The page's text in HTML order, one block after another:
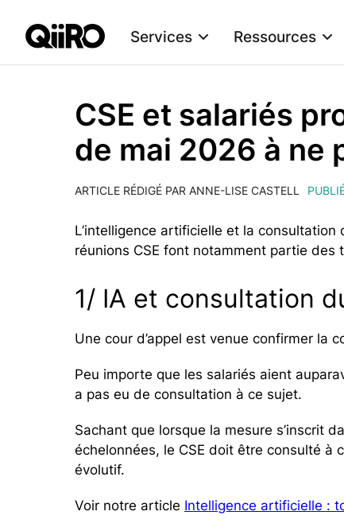
Services Ressources
CSE et salariés
de mai 2026 à ne
ARTICLE RÉDIGÉ PAR ANNE-LISE CASTELL
L’intelligence artificielle et la
réunions CSE font notamment partie des
1/ IA et consultation
Une cour d’appel est venue confirmer la
Peu importe que les salariés aient
a pas eu de consultation à ce sujet.
Sachant que lorsque la mesure s’inscrit
échelonnées, le CSE doit être consulté à
évolutif.
Voir notre article Intelligence artificielle :